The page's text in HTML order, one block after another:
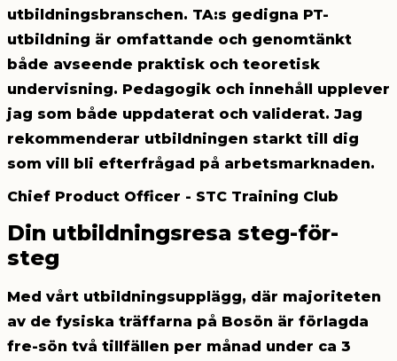
utbildningsbranschen. TA:s gedigna PT-
utbildning är omfattande och genomtänkt
både avseende praktisk och teoretisk
undervisning. Pedagogik och innehåll upplever
jag som både uppdaterat och validerat. Jag
rekommenderar utbildningen starkt till dig
som vill bli efterfrågad på arbetsmarknaden.
Chief Product Officer - STC Training Club
Din utbildningsresa steg-för-
steg
Med vårt utbildningsupplägg, där majoriteten
av de fysiska träffarna på Bosön är förlagda
fre-sön två tillfällen per månad under ca 3